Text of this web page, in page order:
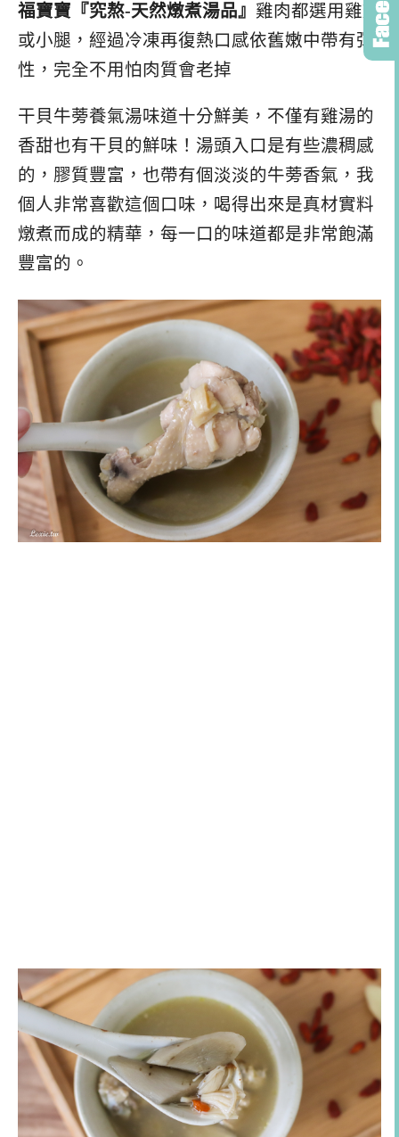
福寶寶『究熬-天然燉煮湯品』 雞肉都選用雞翅
或小腿，經過冷凍再復熱口感依舊嫩中帶有彈
性，完全不用怕肉質會老掉
干貝牛蒡養氣湯味道十分鮮美，不僅有雞湯的
香甜也有干貝的鮮味！湯頭入口是有些濃稠感
的，膠質豐富，也帶有個淡淡的牛蒡香氣，我
個人非常喜歡這個口味，喝得出來是真材實料
燉煮而成的精華，每一口的味道都是非常飽滿
豐富的。